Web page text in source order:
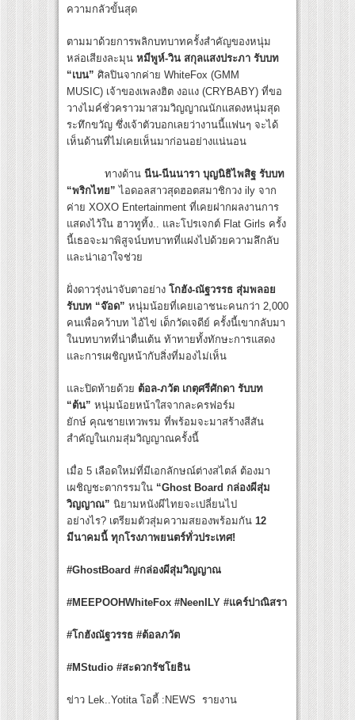
ความกลัวขั้นสุด
ตามมาด้วยการพลิกบทบาทครั้งสำคัญของหนุ่ม
หล่อเสียงละมุน หมีพูห์-วิน สกุลแสงประภา รับบท
“เบน” ศิลปินจากค่าย WhiteFox (GMM
MUSIC) เจ้าของเพลงฮิต งอแง (CRYBABY) ที่ขอ
วางไมค์ชั่วคราวมาสวมวิญญาณนักแสดงหนุ่มสุด
ระทึกขวัญ ซึ่งเจ้าตัวบอกเลยว่างานนี้แฟนๆ จะได้
เห็นด้านที่ไม่เคยเห็นมาก่อนอย่างแน่นอน
ทางด้าน นีน-นีนนารา บุญนิธิไพสิฐ รับบท
“พริกไทย” ไอดอลสาวสุดฮอตสมาชิกวง ily จาก
ค่าย XOXO Entertainment ที่เคยฝากผลงานการ
แสดงไว้ใน ฮาวทูทิ้ง.. และโปรเจกต์ Flat Girls ครั้ง
นี้เธอจะมาพิสูจน์บทบาทที่แฝงไปด้วยความลึกลับ
และน่าเอาใจช่วย
ฝั่งดาวรุ่งน่าจับตาอย่าง โกฮัง-ณัฐวรรธ สุ่มพลอย
รับบท “จ๊อด” หนุ่มน้อยที่เคยเอาชนะคนกว่า 2,000
คนเพื่อคว้าบท ไอ้ไข่ เด็กวัดเจดีย์ ครั้งนี้เขากลับมา
ในบทบาทที่น่าตื่นเต้น ท้าทายทั้งทักษะการแสดง
และการเผชิญหน้ากับสิ่งที่มองไม่เห็น
และปิดท้ายด้วย ต้อล-ภวัต เกตุศรีศักดา รับบท
“ต้น” หนุ่มน้อยหน้าใสจากละครฟอร์ม
ยักษ์ คุณชายเทวพรม ที่พร้อมจะมาสร้างสีสัน
สำคัญในเกมสุ่มวิญญาณครั้งนี้
เมื่อ 5 เลือดใหม่ที่มีเอกลักษณ์ต่างสไตล์ ต้องมา
เผชิญชะตากรรมใน “Ghost Board กล่องผีสุ่ม
วิญญาณ” นิยามหนังผีไทยจะเปลี่ยนไป
อย่างไร? เตรียมตัวสุ่มความสยองพร้อมกัน 12
มีนาคมนี้ ทุกโรงภาพยนตร์ทั่วประเทศ!
#GhostBoard #กล่องผีสุ่มวิญญาณ
#MEEPOOHWhiteFox #NeenILY #แคร์ปาณิสรา
#โกฮังณัฐวรรธ #ต้อลภวัต
#MStudio #สะดวกรัชโยธิน
ข่าว Lek..Yotita โอดี้ :NEWS รายงาน